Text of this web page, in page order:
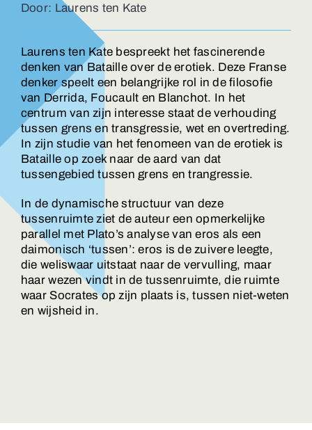
Door: Laurens ten Kate
Laurens ten Kate bespreekt het fascinerende
denken van Bataille over de erotiek. Deze Franse
denker speelt een belangrijke rol in de filosofie
van Derrida, Foucault en Blanchot. In het
centrum van zijn interesse staat de verhouding
tussen grens en transgressie, wet en overtreding.
In zijn studie van het fenomeen van de erotiek is
Bataille op zoek naar de aard van dat
tussengebied tussen grens en trangressie.
In de dynamische structuur van deze
tussenruimte ziet de auteur een opmerkelijke
parallel met Plato’s analyse van eros als een
daimonisch ‘tussen’: eros is de zuivere leegte,
die weliswaar uitstaat naar de vervulling, maar
haar wezen vindt in de tussenruimte, die ruimte
waar Socrates op zijn plaats is, tussen niet-weten
en wijsheid in.